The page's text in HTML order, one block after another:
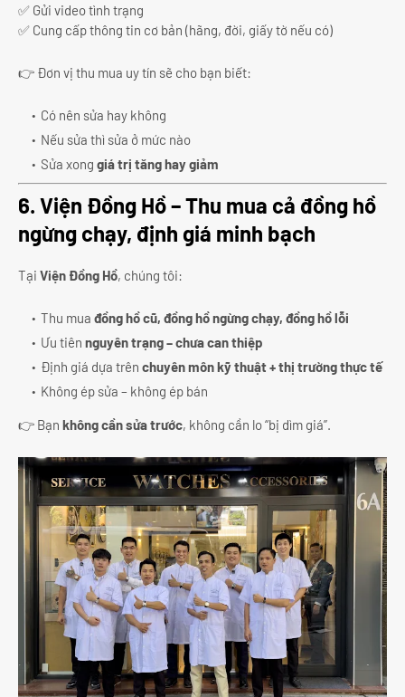
✅ Gửi video tình trạng
✅ Cung cấp thông tin cơ bản (hãng, đời, giấy tờ nếu có)
👉 Đơn vị thu mua uy tín sẽ cho bạn biết:
Có nên sửa hay không
Nếu sửa thì sửa ở mức nào
Sửa xong giá trị tăng hay giảm
6. Viện Đồng Hồ – Thu mua cả đồng hồ
ngừng chạy, định giá minh bạch
Tại Viện Đồng Hồ, chúng tôi:
Thu mua đồng hồ cũ, đồng hồ ngừng chạy, đồng hồ lỗi
Ưu tiên nguyên trạng – chưa can thiệp
Định giá dựa trên chuyên môn kỹ thuật + thị trường thực tế
Không ép sửa – không ép bán
👉 Bạn không cần sửa trước, không cần lo “bị dìm giá”.